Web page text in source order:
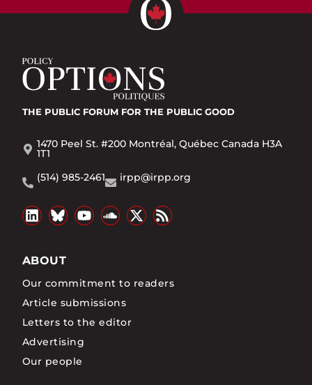
THE PUBLIC FORUM FOR THE PUBLIC GOOD
1470 Peel St. #200 Montréal, Québec Canada H3A
1T1
(514) 985-2461
irpp@irpp.org
ABOUT
Our commitment to readers
Article submissions
Letters to the editor
Advertising
Our people